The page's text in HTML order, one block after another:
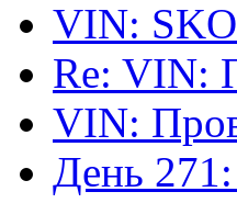
VIN:
Re: VIN:
VIN:
День